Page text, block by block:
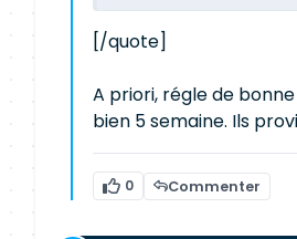
[/quote]
A priori, régle de
bien 5 semaine. Ils
0 Commenter